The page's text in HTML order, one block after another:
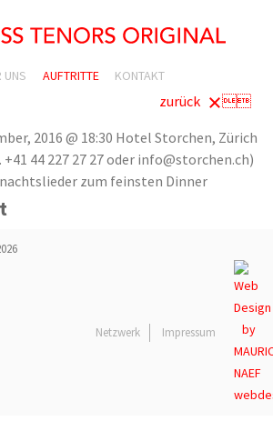
UNS AUFTRITTE KONTAKT
zurück

2016 @ 18:30 Hotel Storchen, Zürich
44 227 27 27 oder info@storchen.ch)
zum feinsten Dinner
Netzwerk Impressum